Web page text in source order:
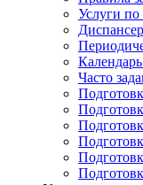
Услуги
Часто